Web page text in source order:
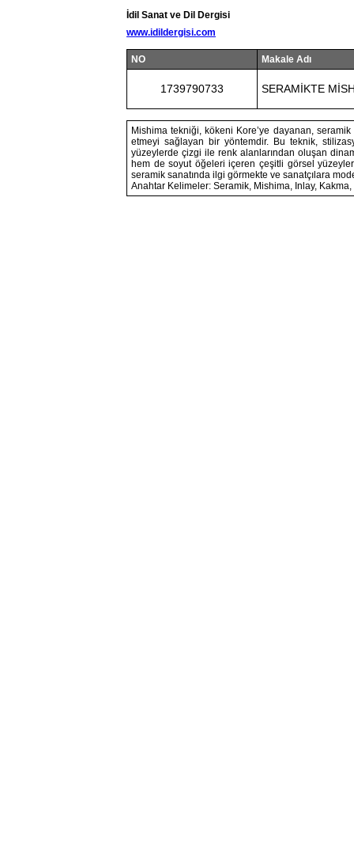
İdil Sanat ve Dil Dergisi
www.idildergisi.com
NO Makale Adı
1739790733 SERAMİKTE
Mishima tekniği, kökeni Kore’ye dayanan,
etmeyi sağlayan bir yöntemdir. Bu teknik,
yüzeylerde çizgi ile renk alanlarından oluşan
hem de soyut öğeleri içeren çeşitli görsel
seramik sanatında ilgi görmekte ve sanatçılara
Anahtar Kelimeler: Seramik, Mishima, Inlay, Kakma,